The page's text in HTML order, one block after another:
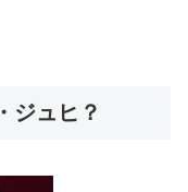
ジュヒ？